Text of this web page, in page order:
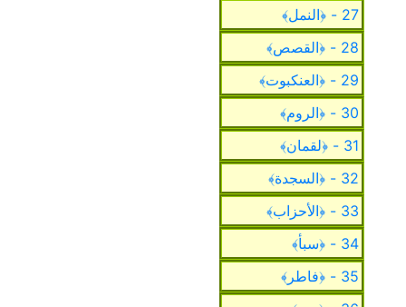
27 - ﴿النمل﴾
28 - ﴿القصص﴾
29 - ﴿العنكبوت﴾
30 - ﴿الروم﴾
31 - ﴿لقمان﴾
32 - ﴿السجدة﴾
33 - ﴿الأحزاب﴾
34 - ﴿سبأ﴾
35 - ﴿فاطر﴾